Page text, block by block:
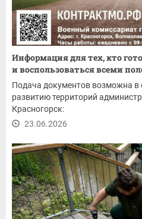
Информация для тех, кто
и воспользоваться всеми
Подача документов возможна в
развитию территорий
Красногорск:
23.06.2026